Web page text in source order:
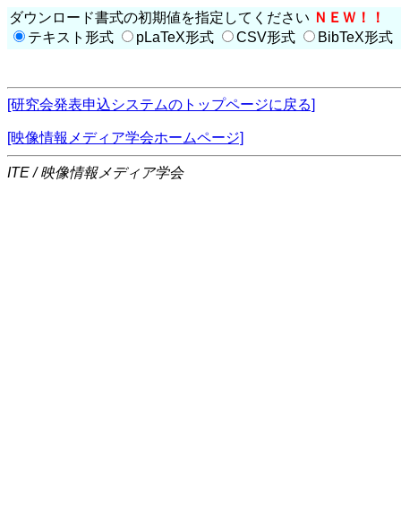
ダウンロード書式の初期値を指定してください ＮＥＷ！！
テキスト形式
pLaTeX形式 CSV形式 BibTeX形式
[研究会発表申込システムのトップページに戻る]
[映像情報メディア学会ホームページ]
ITE / 映像情報メディア学会